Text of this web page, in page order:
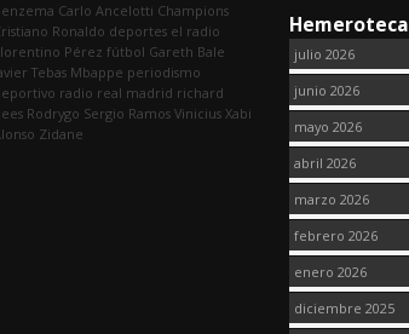
Carlo Ancelotti Champions
Ronaldo deportes el radio
Pérez fútbol Gareth Bale
Tebas Mbappe periodismo
radio real madrid richard
Rodrygo Sergio Ramos Vinicius Xabi
Zidane
Hemeroteca
julio 2026
junio 2026
mayo 2026
abril 2026
marzo 2026
febrero 2026
enero 2026
diciembre 2025